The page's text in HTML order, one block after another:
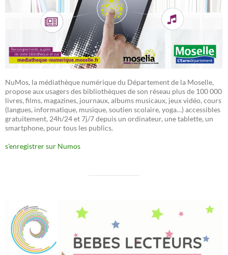
NuMos, la médiathèque numérique du Département de la Moselle,
propose aux usagers des bibliothèques de son réseau plus de 100 000
livres, films, magazines, journaux, albums musicaux, jeux vidéo, cours
(langues, informatique, musique, soutien scolaire, yoga…) accessibles
gratuitement, 24h/24 et 7j/7 depuis un ordinateur, une tablette, un
smartphone, pour tous les publics.
s'enregistrer sur Numos